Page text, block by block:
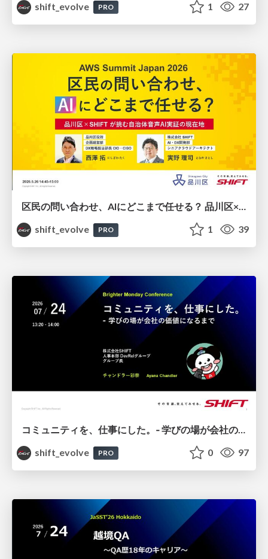
shift_evolve
PRO 1 27
区民の問い合わせ、AIにどこまで任せる？ 品川区×SHIFTが挑む自治体音声AI実証の現在地 / 20260626 Taku Nishizawa and Satoshi Torano
shift_evolve
PRO 1 39
コミュニティを、仕事にした。‐ 学びの場が会社の価値になるまで / 20260724 Ayana Chandler
shift_evolve
PRO 0 97